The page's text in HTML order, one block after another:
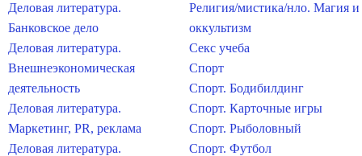
Деловая литература.
Банковское дело
Деловая литература.
Внешнеэкономическая
деятельность
Деловая литература.
Маркетинг, PR, реклама
Деловая литература.
Религия/мистика/нло. Магия и
оккультизм
Секс учеба
Спорт
Спорт. Бодибилдинг
Спорт. Карточные игры
Спорт. Рыболовный
Спорт. Футбол